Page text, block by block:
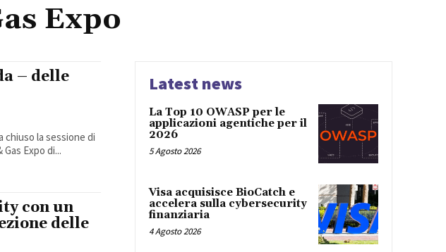
Expo
– delle
chiuso la sessione di
Expo di...
con un
delle
Latest news
La Top 10 OWASP per le
applicazioni agentiche per il
2026
5 Agosto 2026
Visa acquisisce BioCatch e
accelera sulla cybersecurity
finanziaria
4 Agosto 2026